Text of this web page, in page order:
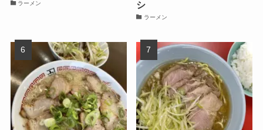
ラーメン
シ
ラーメン